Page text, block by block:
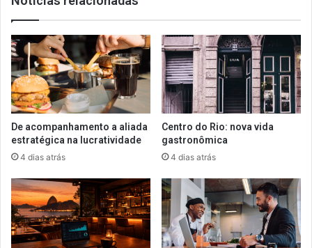
De acompanhamento a aliada
estratégica na lucratividade
4 dias atrás
Centro do Rio: nova vida
gastronômica
4 dias atrás